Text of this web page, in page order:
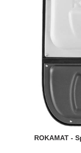
ROKAMAT -